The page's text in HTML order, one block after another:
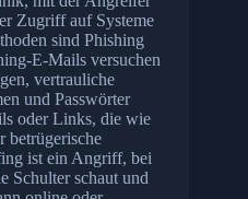
Zugriff auf Systeme
sind Phishing
E-Mails versuchen
vertrauliche
und Passwörter
oder Links, die wie
betrügerische
ist ein Angriff, bei
Schulter schaut und